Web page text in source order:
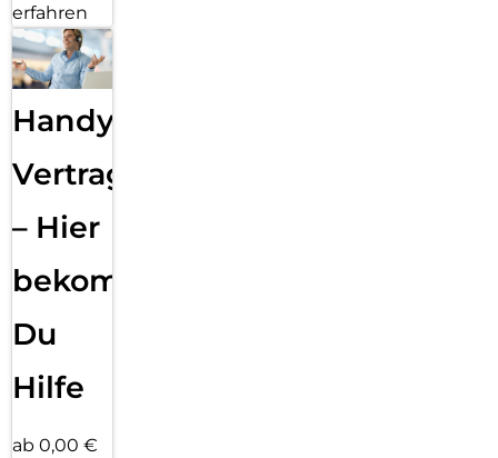
erfahren
Handy
Vertragsabwicklung
– Hier
bekommst
Du
Hilfe
ab 0,00 €